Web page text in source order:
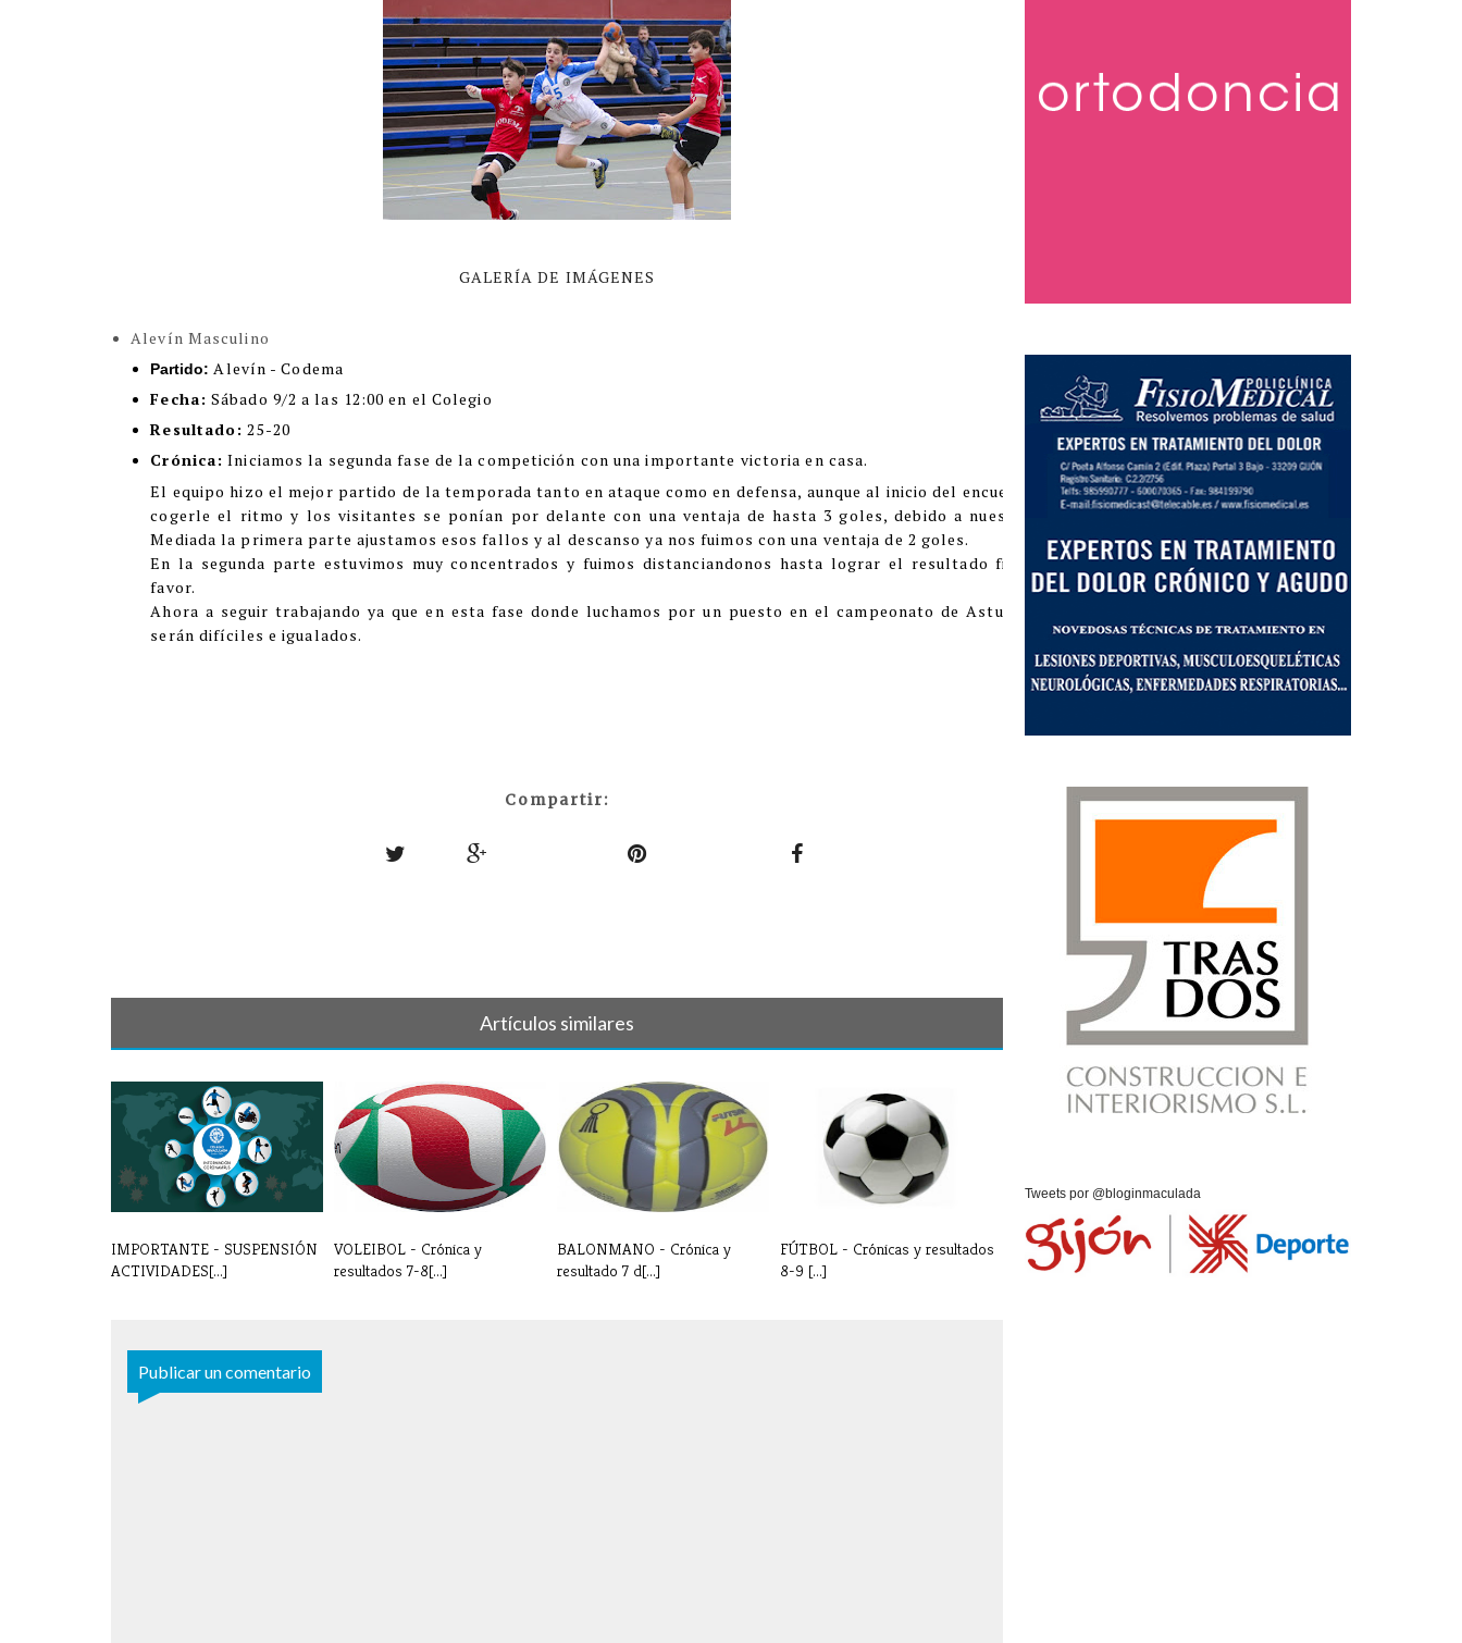
GALERÍA DE IMÁGENES
Alevín Masculino
Partido: Alevín - Codema
Fecha: Sábado 9/2 a las 12:00 en el Colegio
Resultado: 25-20
Crónica: Iniciamos la segunda fase de la competición con una importante victoria en casa.
El equipo hizo el mejor partido de la temporada tanto en ataque como en defensa, aunque al inicio del encuentro nos costó un poco
cogerle el ritmo y los visitantes se ponían por delante con una ventaja de hasta 3 goles, debido a nuestros fallos en defensa.
Mediada la primera parte ajustamos esos fallos y al descanso ya nos fuimos con una ventaja de 2 goles.
En la segunda parte estuvimos muy concentrados y fuimos distanciandonos hasta lograr el resultado final de 25-20 a nuestro
favor.
Ahora a seguir trabajando ya que en esta fase donde luchamos por un puesto en el campeonato de Asturias todos los partidos
serán difíciles e igualados.
Compartir:
Artículos similares
IMPORTANTE - SUSPENSIÓN
ACTIVIDADES[...]
VOLEIBOL - Crónica y
resultados 7-8[...]
BALONMANO - Crónica y
resultado 7 d[...]
FÚTBOL - Crónicas y resultados
8-9 [...]
Publicar un comentario
Tweets por @bloginmaculada